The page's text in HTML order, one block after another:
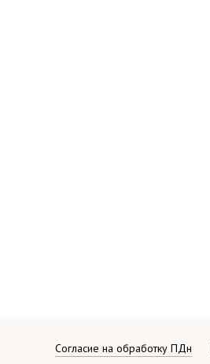
Согласие на обработку ПДн